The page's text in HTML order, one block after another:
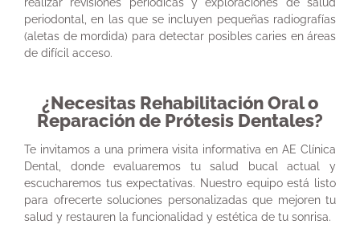
realizar revisiones periódicas y exploraciones de salud
periodontal, en las que se incluyen pequeñas radiografías
(aletas de mordida) para detectar posibles caries en áreas
de difícil acceso.
¿Necesitas Rehabilitación Oral o
Reparación de Prótesis Dentales?
Te invitamos a una primera visita informativa en AE Clínica
Dental, donde evaluaremos tu salud bucal actual y
escucharemos tus expectativas. Nuestro equipo está listo
para ofrecerte soluciones personalizadas que mejoren tu
salud y restauren la funcionalidad y estética de tu sonrisa.